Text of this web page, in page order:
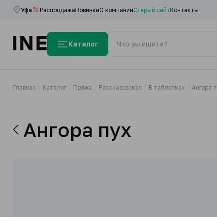
Уфа РаспродажаНовинкиО компанииСтарый сайтКонтакты
Каталог
Главная Каталог Пряжа Рассказовская В таблетках Ангора
Ангора пух